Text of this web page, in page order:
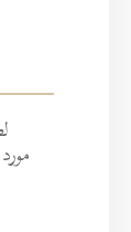
بیشتر در
تحصیلی پیش رو،
تکمیل و ارسال